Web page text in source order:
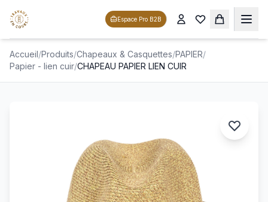
Espace Pro B2B
Accueil/Produits/Chapeaux & Casquettes/PAPIER/
Papier - lien cuir/CHAPEAU PAPIER LIEN CUIR